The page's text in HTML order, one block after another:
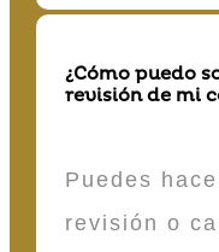
¿Cómo puedo
revisión de mi
Puedes
revisión o